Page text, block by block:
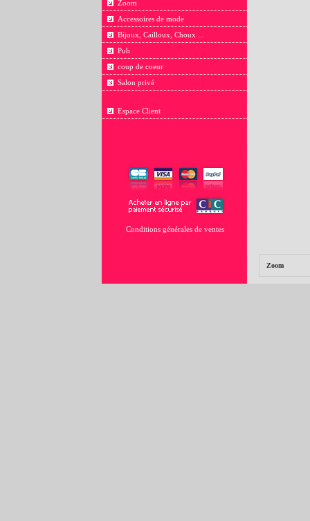
Zoom
Accessoires de mode
Bijoux, Cailloux, Choux ...
Pub
coup de coeur
Salon privé
Espace Client
Conditions générales de ventes
Zoom